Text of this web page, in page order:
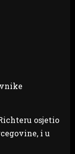
osjetio
i u